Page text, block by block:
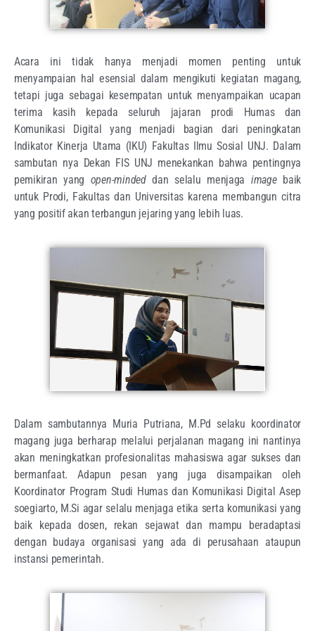
Acara ini tidak hanya menjadi momen penting untuk
menyampaian hal esensial dalam mengikuti kegiatan magang,
tetapi juga sebagai kesempatan untuk menyampaikan ucapan
terima kasih kepada seluruh jajaran prodi Humas dan
Komunikasi Digital yang menjadi bagian dari peningkatan
Indikator Kinerja Utama (IKU) Fakultas Ilmu Sosial UNJ. Dalam
sambutan nya Dekan FIS UNJ menekankan bahwa pentingnya
pemikiran yang open-mindeddan selalu menjaga image baik
untuk Prodi, Fakultas dan Universitas karena membangun citra
yang positif akan terbangun jejaring yang lebih luas.
Dalam sambutannya Muria Putriana, M.Pd selaku koordinator
magang juga berharap melalui perjalanan magang ini nantinya
akan meningkatkan profesionalitas mahasiswa agar sukses dan
bermanfaat. Adapun pesan yang juga disampaikan oleh
Koordinator Program Studi Humas dan Komunikasi Digital Asep
soegiarto, M.Si agar selalu menjaga etika serta komunikasi yang
baik kepada dosen, rekan sejawat dan mampu beradaptasi
dengan budaya organisasi yang ada di perusahaan ataupun
instansi pemerintah.